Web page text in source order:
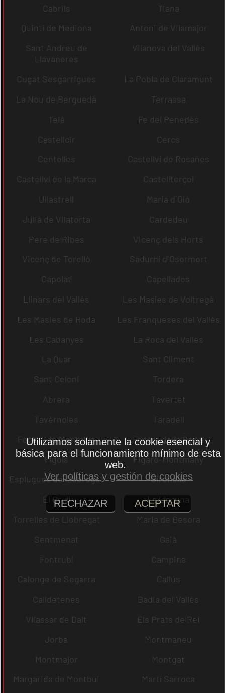
Cabrils
Tiana
Quintí de Mediona
Antoni de Vilamajor
Sant Andreu de
Llavaneres
Vilanova del Vallès
Cugat Sesgarrigues
La Pobla de Claramunt
La Nou de Berguedà
Terrassa
Teià
Fe del Penedès
Castellcir
Cercs
Centelles
Castellví de Rosanes
Castellví de la Marca
Castellterçol
Ullastrell
Maria d´Oló
Julià de Vilatorta
Cardedeu
Pere de Ribes
Vicenç dels Horts
Vicenç de Torelló
Sadurní d´Osormort
Capolat
Capellades
Llinars del Vallès
Les Masíes de Voltregà
Les Masies de Roda
Les Franqueses del Vallès
Les Cabanyes
La Roca del Vallès
La Quar
Sant Climent
Sant Celoni
Tordera
Abrera
Tavertet
Tavèrnoles
Taradell
Fogars de Montclús
Fogars de la Selva
Fígols
Figaró-Montmany
Esplugues de Llobregat
Gironella
El Brull
La Llacuna
Torrelles de Llobregat
Maria de Besora
Sentmenat
Gaià
Fontrubí
Campins
Calonge de Segarra
Callús
Calldetenes
Badia del Vallès
Vilassar de Dalt
Els Prats de Rei
Jorba
Montmaneu
Montmajor
Montgat
Margarida de Montbui
Martí Sarroca
Utilizamos solamente la cookie esencial y
básica para el funcionamiento mínimo de esta
web.
Ver políticas y gestión de cookies
RECHAZAR ACEPTAR